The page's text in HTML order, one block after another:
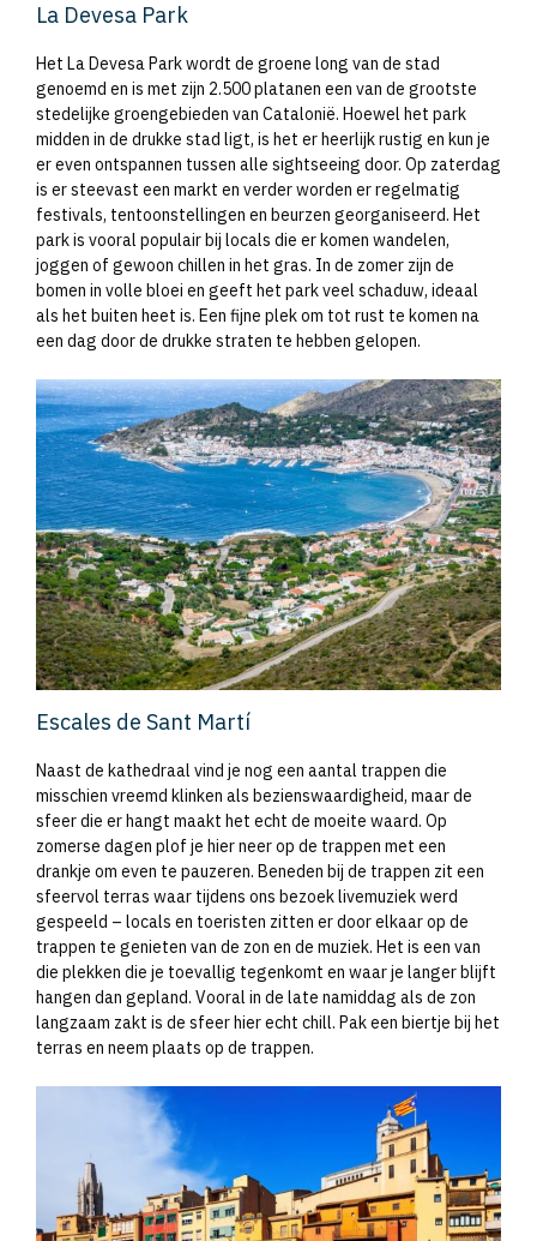
La Devesa Park
Het La Devesa Park wordt de groene long van de stad
genoemd en is met zijn 2.500 platanen een van de grootste
stedelijke groengebieden van Catalonië. Hoewel het park
midden in de drukke stad ligt, is het er heerlijk rustig en kun je
er even ontspannen tussen alle sightseeing door. Op zaterdag
is er steevast een markt en verder worden er regelmatig
festivals, tentoonstellingen en beurzen georganiseerd. Het
park is vooral populair bij locals die er komen wandelen,
joggen of gewoon chillen in het gras. In de zomer zijn de
bomen in volle bloei en geeft het park veel schaduw, ideaal
als het buiten heet is. Een fijne plek om tot rust te komen na
een dag door de drukke straten te hebben gelopen.
Escales de Sant Martí
Naast de kathedraal vind je nog een aantal trappen die
misschien vreemd klinken als bezienswaardigheid, maar de
sfeer die er hangt maakt het echt de moeite waard. Op
zomerse dagen plof je hier neer op de trappen met een
drankje om even te pauzeren. Beneden bij de trappen zit een
sfeervol terras waar tijdens ons bezoek livemuziek werd
gespeeld – locals en toeristen zitten er door elkaar op de
trappen te genieten van de zon en de muziek. Het is een van
die plekken die je toevallig tegenkomt en waar je langer blijft
hangen dan gepland. Vooral in de late namiddag als de zon
langzaam zakt is de sfeer hier echt chill. Pak een biertje bij het
terras en neem plaats op de trappen.